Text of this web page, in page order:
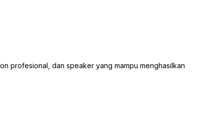
profesional, dan speaker yang mampu menghasilkan